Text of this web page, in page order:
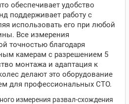
обеспечивает удобство
поддерживает работу с
использовать его при любой
Все измерения
точностью благодаря
камерам с разрешением 5
монтажа и адаптация к
делают это оборудование
для профессиональных СТО.
измерения развал-схождения